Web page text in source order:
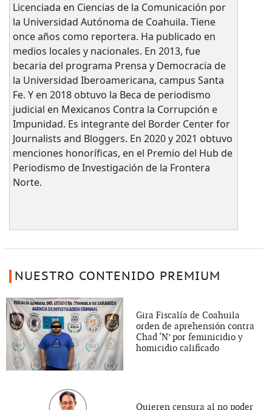
Licenciada en Ciencias de la Comunicación por
la Universidad Autónoma de Coahuila. Tiene
once años como reportera. Ha publicado en
medios locales y nacionales. En 2013, fue
becaria del programa Prensa y Democracia de
la Universidad Iberoamericana, campus Santa
Fe. Y en 2018 obtuvo la Beca de periodismo
judicial en Mexicanos Contra la Corrupción e
Impunidad. Es integrante del Border Center for
Journalists and Bloggers. En 2020 y 2021 obtuvo
menciones honoríficas, en el Premio del Hub de
Periodismo de Investigación de la Frontera
Norte.
NUESTRO CONTENIDO PREMIUM
Gira Fiscalía de Coahuila
orden de aprehensión contra
Chad ‘N’ por feminicidio y
homicidio calificado
Quieren censura al no poder